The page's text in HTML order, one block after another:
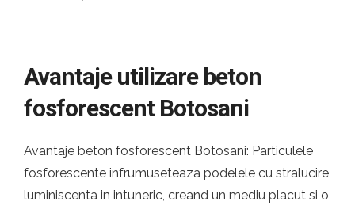
Avantaje utilizare beton
fosforescent Botosani
Avantaje beton fosforescent Botosani: Particulele
fosforescente infrumuseteaza podelele cu stralucire
luminiscenta in intuneric, creand un mediu placut si o